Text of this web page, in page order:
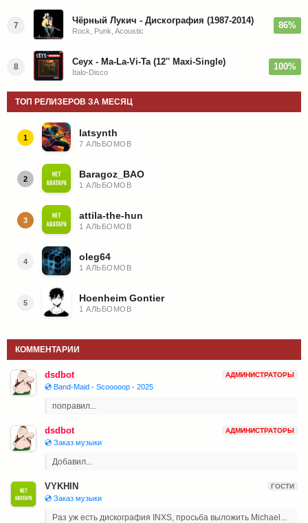
7 Чёрный Лукич - Дискография (1987-2014)
Rock, Punk, Acoustic
86%
8 Ceyx - Ma-La-Vi-Ta (12'' Maxi-Single)
Italo-Disco
100%
ТОП РЕЛИЗЕРОВ ЗА МЕСЯЦ
1 latsynth
7 АЛЬБОМОВ
2 Baragoz_BAO
1 АЛЬБОМОВ
3 attila-the-hun
1 АЛЬБОМОВ
4 oleg64
1 АЛЬБОМОВ
5 Hoenheim Gontier
1 АЛЬБОМОВ
КОММЕНТАРИИ
dsdbot АДМИНИСТРАТОРЫ
💿 Band-Maid - Scooooop - 2025
поправил...
dsdbot АДМИНИСТРАТОРЫ
💿 Заказ музыки
Добавил...
VYKHIN ГОСТИ
💿 Заказ музыки
Раз уж есть дискография INXS, просьба выложить Michael...